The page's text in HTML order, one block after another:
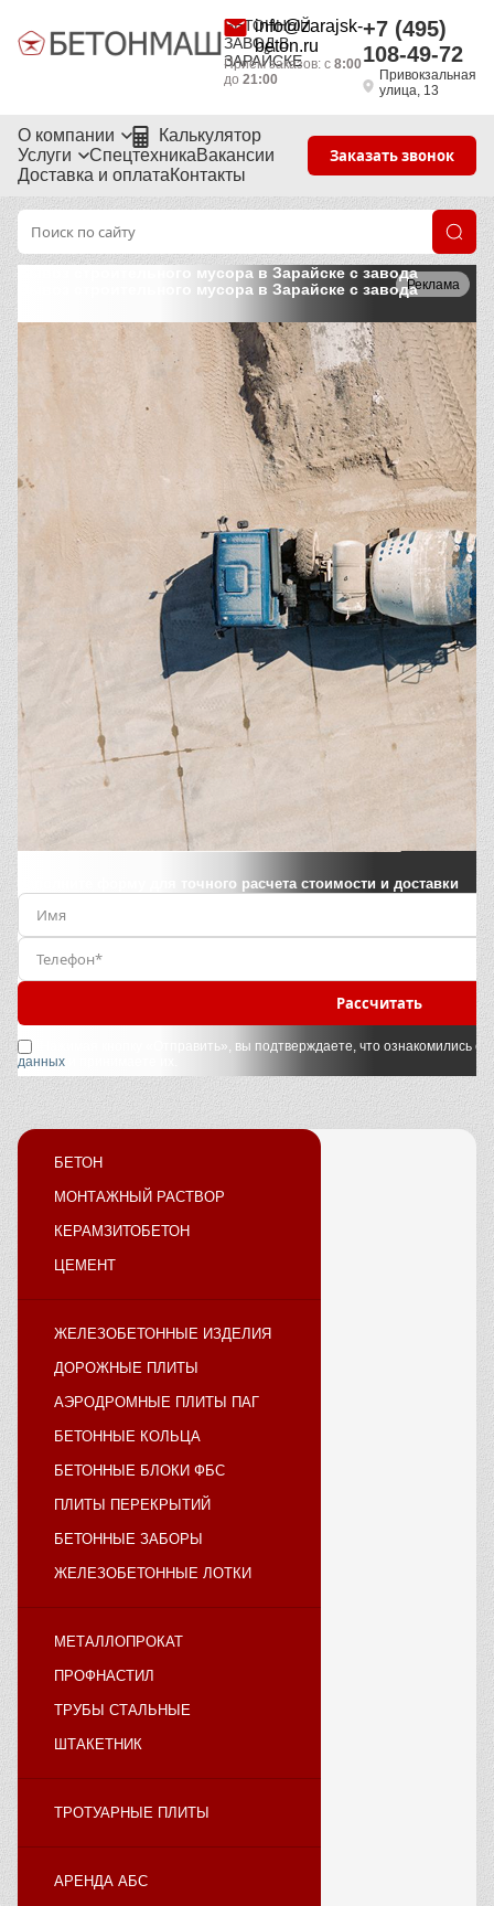
БЕТОННЫЙ
ЗАВОД В
ЗАРАЙСКЕ
info@zarajsk-
beton.ru
Приём заказов: с 8:00
до 21:00
+7 (495)
108-49-72
Привокзальная
улица, 13
О компании
Калькулятор
Услуги
СпецтехникаВакансии
Доставка и оплатаКонтакты
Заказать звонок
Реклама
Вывоз строительного мусора в Зарайске с завода
Вывоз строительного мусора в Зарайске с завода
Заполните форму для точного расчета стоимости и доставки
Рассчитать
Нажимая кнопку «Отправить», вы подтверждаете, что ознакомились с
данных
БЕТОН
МОНТАЖНЫЙ РАСТВОР
КЕРАМЗИТОБЕТОН
ЦЕМЕНТ
ЖЕЛЕЗОБЕТОННЫЕ ИЗДЕЛИЯ
ДОРОЖНЫЕ ПЛИТЫ
АЭРОДРОМНЫЕ ПЛИТЫ ПАГ
БЕТОННЫЕ КОЛЬЦА
БЕТОННЫЕ БЛОКИ ФБС
ПЛИТЫ ПЕРЕКРЫТИЙ
БЕТОННЫЕ ЗАБОРЫ
ЖЕЛЕЗОБЕТОННЫЕ ЛОТКИ
МЕТАЛЛОПРОКАТ
ПРОФНАСТИЛ
ТРУБЫ СТАЛЬНЫЕ
ШТАКЕТНИК
ТРОТУАРНЫЕ ПЛИТЫ
АРЕНДА АБС